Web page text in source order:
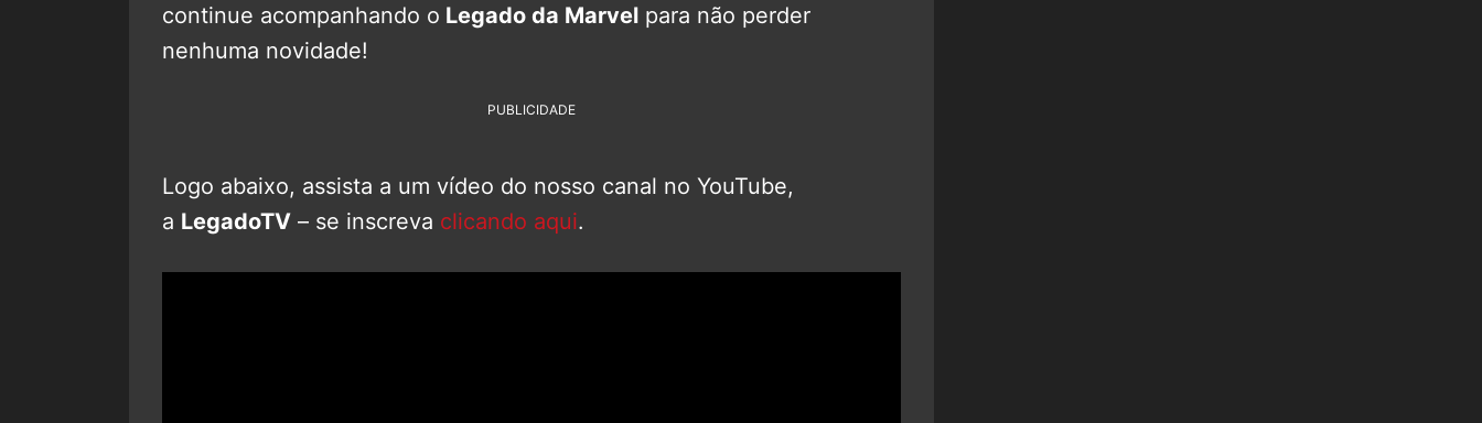
continue acompanhando o Legado da Marvel para não perder
nenhuma novidade!
PUBLICIDADE
Logo abaixo, assista a um vídeo do nosso canal no YouTube,
a LegadoTV – se inscreva clicando aqui.